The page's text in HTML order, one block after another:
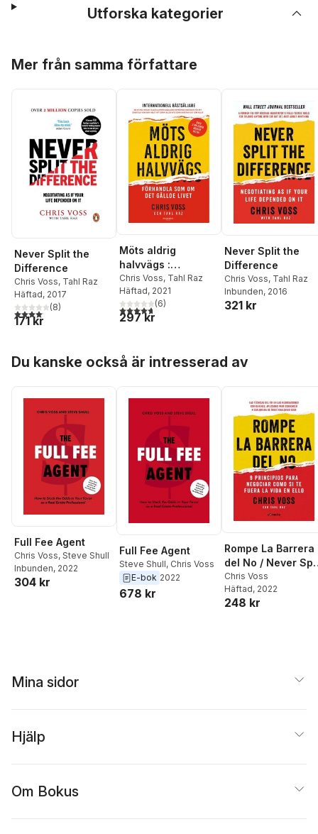
Utforska kategorier
Mer från samma författare
Never Split the
Difference
Chris Voss, Tahl Raz
Häftad, 2017
4,1utav 5 stjärnor. Totalt antal röster:
(8)
171 kr
Möts aldrig
halvvägs :
förhandla som om
det gällde livet
Chris Voss, Tahl Raz
Häftad, 2021
4,7utav 5 stjärnor. Totalt antal röster:
(6)
297 kr
Never Split the
Difference
Chris Voss, Tahl Raz
Inbunden, 2016
321 kr
Du kanske också är intresserad av
Full Fee Agent
Chris Voss, Steve Shull
Inbunden, 2022
304 kr
Full Fee Agent
Steve Shull, Chris Voss
E-bok 2022
678 kr
Rompe La Barrera
del No / Never
the Difference
Chris Voss
Häftad, 2022
248 kr
Mina sidor
Hjälp
Om Bokus